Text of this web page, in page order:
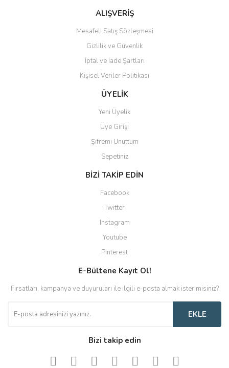
ALIŞVERİŞ
Mesafeli Satış Sözleşmesi
Gizlilik ve Güvenlik
İptal ve İade Şartları
Kişisel Veriler Politikası
ÜYELİK
Yeni Üyelik
Üye Girişi
Şifremi Unuttum
Sepetiniz
BİZİ TAKİP EDİN
Facebook
Twitter
Instagram
Youtube
Pinterest
E-Bültene Kayıt Ol!
Fırsatları, kampanya ve duyuruları ile ilgili e-posta almak ister misiniz?
EKLE
Bizi takip edin